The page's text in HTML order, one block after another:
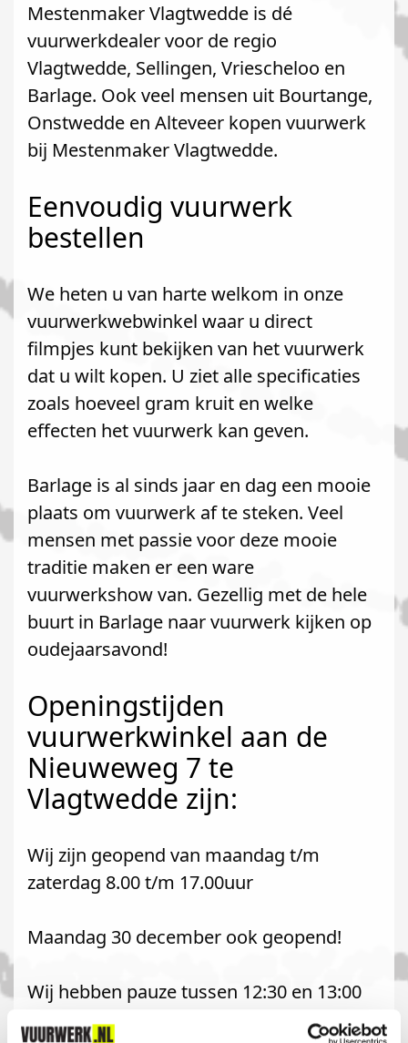
Mestenmaker Vlagtwedde is dé
vuurwerkdealer voor de regio
Vlagtwedde, Sellingen, Vriescheloo en
Barlage. Ook veel mensen uit Bourtange,
Onstwedde en Alteveer kopen vuurwerk
bij Mestenmaker Vlagtwedde.
Eenvoudig vuurwerk
bestellen
We heten u van harte welkom in onze
vuurwerkwebwinkel waar u direct
filmpjes kunt bekijken van het vuurwerk
dat u wilt kopen. U ziet alle specificaties
zoals hoeveel gram kruit en welke
effecten het vuurwerk kan geven.
Barlage is al sinds jaar en dag een mooie
plaats om vuurwerk af te steken. Veel
mensen met passie voor deze mooie
traditie maken er een ware
vuurwerkshow van. Gezellig met de hele
buurt in Barlage naar vuurwerk kijken op
oudejaarsavond!
Openingstijden
vuurwerkwinkel aan de
Nieuweweg 7 te
Vlagtwedde zijn:
Wij zijn geopend van maandag t/m
zaterdag 8.00 t/m 17.00uur
Maandag 30 december ook geopend!
Wij hebben pauze tussen 12:30 en 13:00